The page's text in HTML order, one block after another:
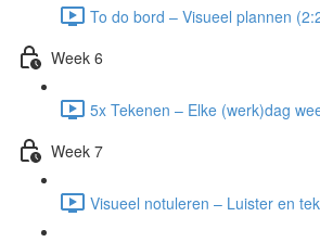
To do bord – Visueel plannen
Week 6
5x Tekenen – Elke (werk)dag
Week 7
Visueel notuleren – Luister en